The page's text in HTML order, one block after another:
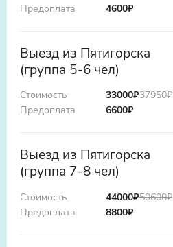
Предоплата
4600₽
Выезд из Пятигорска
(группа 5-6 чел)
Стоимость
Предоплата
33000₽37950₽
6600₽
Выезд из Пятигорска
(группа 7-8 чел)
Стоимость
Предоплата
44000₽50600₽
8800₽